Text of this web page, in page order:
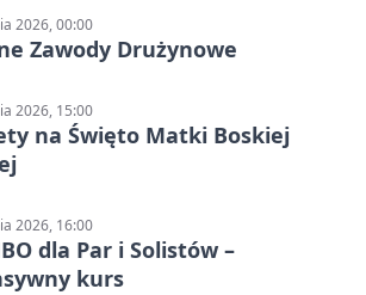
2026, 00:00
Zawody Drużynowe
2026, 15:00
na Święto Matki Boskiej
2026, 16:00
dla Par i Solistów –
kurs